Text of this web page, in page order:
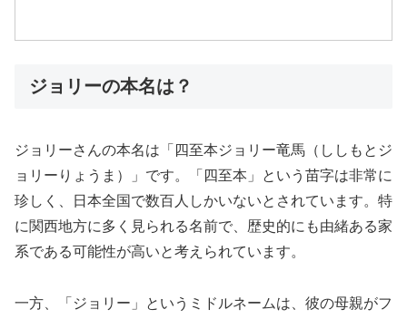
ジョリーの本名は？
ジョリーさんの本名は「四至本ジョリー竜馬（ししもとジ
ョリーりょうま）」です。「四至本」という苗字は非常に
珍しく、日本全国で数百人しかいないとされています。特
に関西地方に多く見られる名前で、歴史的にも由緒ある家
系である可能性が高いと考えられています。
一方、「ジョリー」というミドルネームは、彼の母親がフ